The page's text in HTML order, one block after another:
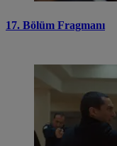
17. Bölüm Fragmanı